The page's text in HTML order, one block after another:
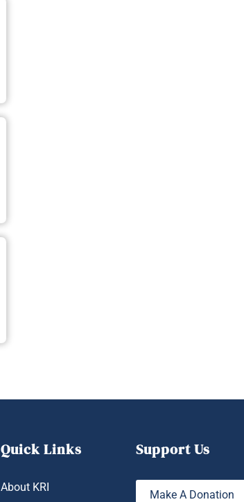
Quick Links
About KRI
Support Us
Make A Donation